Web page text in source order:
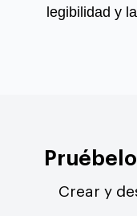
legibilidad y
Crear y